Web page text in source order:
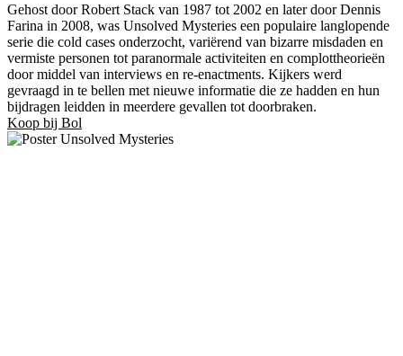
Gehost door Robert Stack van 1987 tot 2002 en later door Dennis
Farina in 2008, was Unsolved Mysteries een populaire langlopende
serie die cold cases onderzocht, variërend van bizarre misdaden en
vermiste personen tot paranormale activiteiten en complottheorieën
door middel van interviews en re-enactments. Kijkers werd
gevraagd in te bellen met nieuwe informatie die ze hadden en hun
bijdragen leidden in meerdere gevallen tot doorbraken.
Koop bij Bol